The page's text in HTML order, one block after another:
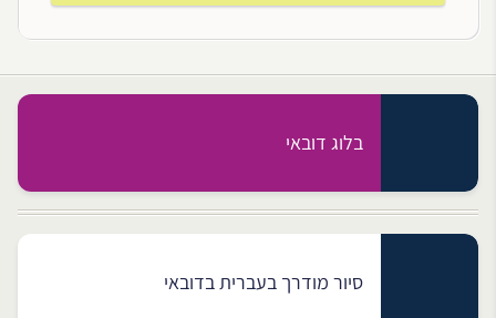
בלוג דובאי
סיור מודרך בעברית בדובאי